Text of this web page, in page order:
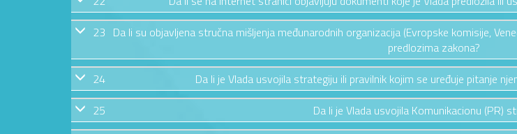
23 Da li su objavljena stručna mišljenja međunarodnih organizacija (Evropske komisije,
predlozima zakona?
24 Da li je Vlada usvojila strategiju ili pravilnik kojim se uređuje pitanje
25
Da li je Vlada usvojila Komunikacionu (PR)